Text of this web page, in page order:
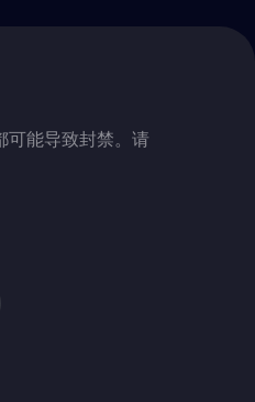
可能导致封禁。请